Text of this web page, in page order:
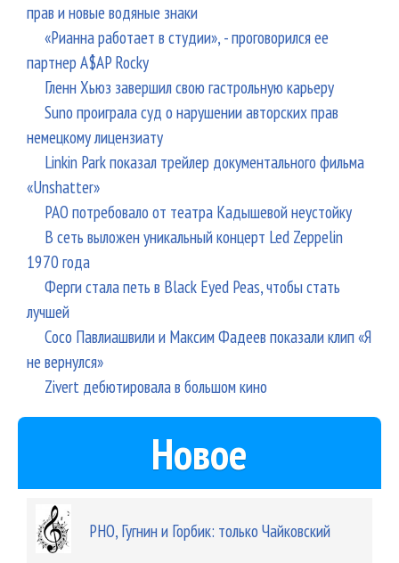
прав и новые водяные знаки
«Рианна работает в студии», - проговорился ее
партнер A$AP Rocky
Гленн Хьюз завершил свою гастрольную карьеру
Suno проиграла суд о нарушении авторских прав
немецкому лицензиату
Linkin Park показал трейлер документального фильма
«Unshatter»
РАО потребовало от театра Кадышевой неустойку
В сеть выложен уникальный концерт Led Zeppelin
1970 года
Ферги стала петь в Black Eyed Peas, чтобы стать
лучшей
Сосо Павлиашвили и Максим Фадеев показали клип «Я
не вернулся»
Zivert дебютировала в большом кино
Новое
РНО, Гугнин и Горбик: только Чайковский